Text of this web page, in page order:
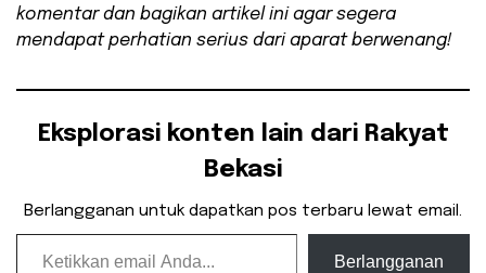
komentar dan bagikan artikel ini agar segera
mendapat perhatian serius dari aparat berwenang!
Eksplorasi konten lain dari Rakyat
Bekasi
Berlangganan untuk dapatkan pos terbaru lewat email.
Ketikkan email Anda...
Berlangganan